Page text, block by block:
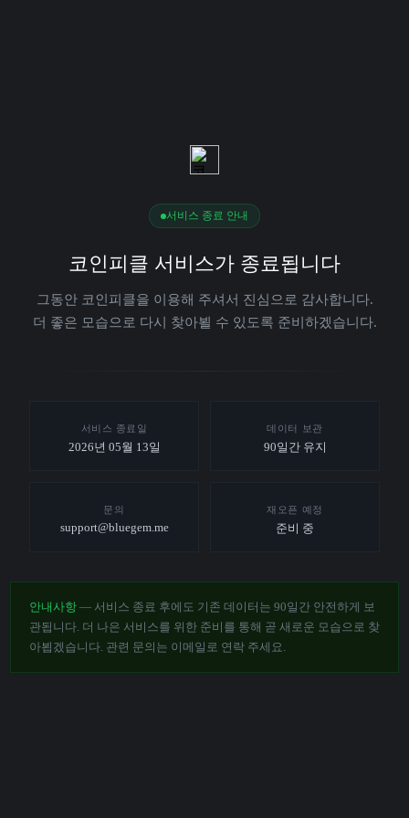
서비스 종료 안내
코인피클 서비스가 종료됩니다
그동안 코인피클을 이용해 주셔서 진심으로 감사합니다.
더 좋은 모습으로 다시 찾아뵐 수 있도록 준비하겠습니다.
서비스 종료일
2026년 05월 13일
데이터 보관
90일간 유지
문의
support@bluegem.me
재오픈 예정
준비 중
안내사항 — 서비스 종료 후에도 기존 데이터는 90일간 안전하게 보
관됩니다. 더 나은 서비스를 위한 준비를 통해 곧 새로운 모습으로 찾
아뵙겠습니다. 관련 문의는 이메일로 연락 주세요.